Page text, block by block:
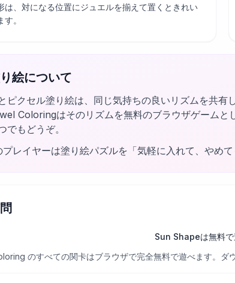
は、対になる位置にジュエルを揃えて置くときれい
。
絵について
ピクセル塗り絵は、同じ気持ちの良いリズムを共
Coloringはそのリズムを無料のブラウザゲームと
でもどうぞ。
プレイヤーは塗り絵パズルを「気軽に入れて、やめ
Sun Shapeは無料で
のすべての関卡はブラウザで完全無料で遊べます。ダ